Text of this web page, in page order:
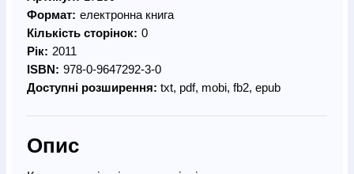
Формат: електронна книга
Кількість сторінок: 0
Рік: 2011
ISBN: 978-0-9647292-3-0
Доступні розширення: txt, pdf, mobi, fb2, epub
Опис